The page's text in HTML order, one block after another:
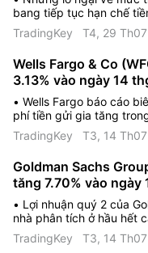
bang tiếp tục hạn chế
Wells Fargo. • Các
bị thu hẹp do chi phí
tập trung của nhà đầu tư
mại và các khoản dự
TradingKey T4, 29 Th07
Wells Fargo & Co
3.13% vào ngày 14
động
• Wells Fargo báo cáo
phí tiền gửi gia tăng
trần tài sản hiện hành
tiếp tục hạn chế các
dẫn áp lực lạm phát và
TradingKey T3, 14 Th07
Goldman Sachs
tăng 7.70% vào
hiệu gì?
• Lợi nhuận quý 2 của
nhà phân tích ở hầu hết
dịch vụ ngân hàng đầu
mua bán và sáp nhập
TradingKey T3, 14 Th07